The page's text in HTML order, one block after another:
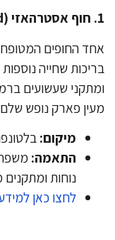
החופים המטופחים
שחייה נוספות
שעשועים ברמה
פארק נופש שלם
מיקום:
התאמה:משפחות
נוחות ומתקנים
לחצו כאן למידע